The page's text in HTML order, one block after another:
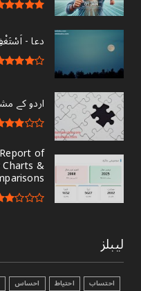
دعا - ‎اَسْتَغْفِرُ اللهَ رَبِّىْ مِنْ کل ذَنبٍ وَّاَتُوْبُ اِلَيْهِ
اردو کے
of
Charts &
لیبلز
احتساب احتیاط احساس